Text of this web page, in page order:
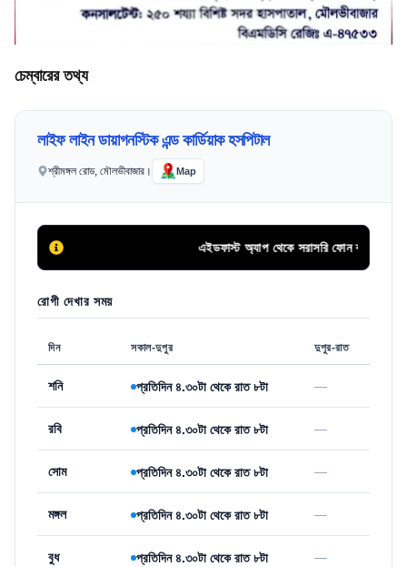
চেম্বারের তথ্য
লাইফ লাইন ডায়াগনস্টিক এন্ড কার্ডিয়াক হসপিটাল
শ্রীমঙ্গল রোড, মৌলভীবাজার। Map
এইডফাস্ট অ্যাপ থেকে সরাসরি ফোন কলের মাধ্যমে
রোগী দেখার সময়
দিন সকাল-দুপুর দুপুর-রাত
শনি প্রতিদিন ৪.৩০টা থেকে রাত ৮টা —
রবি প্রতিদিন ৪.৩০টা থেকে রাত ৮টা —
সোম প্রতিদিন ৪.৩০টা থেকে রাত ৮টা —
মঙ্গল প্রতিদিন ৪.৩০টা থেকে রাত ৮টা —
বুধ প্রতিদিন ৪.৩০টা থেকে রাত ৮টা —